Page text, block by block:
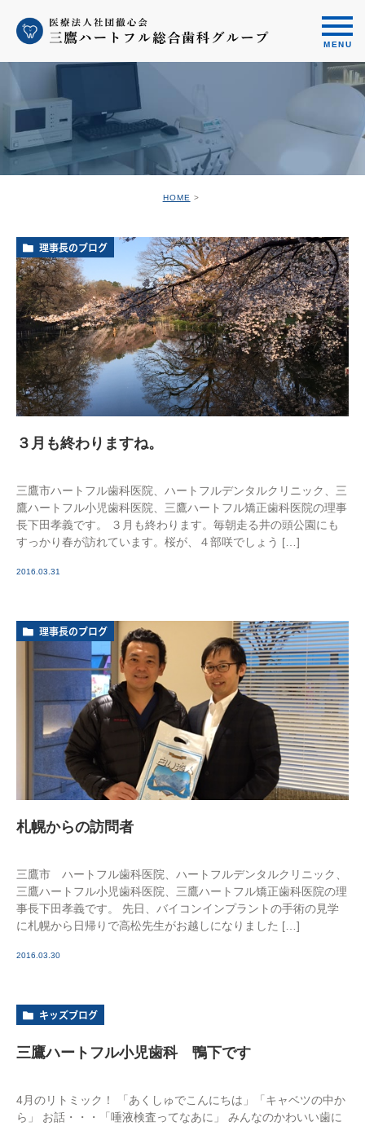
HOME
理事長のブログ
３月も終わりますね。
三鷹市ハートフル歯科医院、ハートフルデンタルクリニック、三
鷹ハートフル小児歯科医院、三鷹ハートフル矯正歯科医院の理事
長下田孝義です。 ３月も終わります。毎朝走る井の頭公園にも
すっかり春が訪れています。桜が、４部咲でしょう […]
2016.03.31
理事長のブログ
札幌からの訪問者
三鷹市 ハートフル歯科医院、ハートフルデンタルクリニック、
三鷹ハートフル小児歯科医院、三鷹ハートフル矯正歯科医院の理
事長下田孝義です。 先日、バイコンインプラントの手術の見学
に札幌から日帰りで高松先生がお越しになりました […]
2016.03.30
キッズブログ
三鷹ハートフル小児歯科 鴨下です
4月のリトミック！ 「あくしゅでこんにちは」「キャベツの中か
ら」 お話・・・「唾液検査ってなあに」 みんなのかわいい歯に